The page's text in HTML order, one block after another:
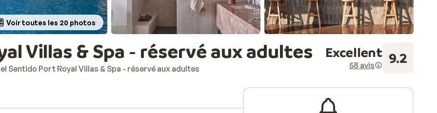
Voir toutes les 20 photos
Villas & Spa - réservé aux adultes
Sentido Port Royal Villas & Spa - réservé aux adultes
Excellent
58 avis 9.2